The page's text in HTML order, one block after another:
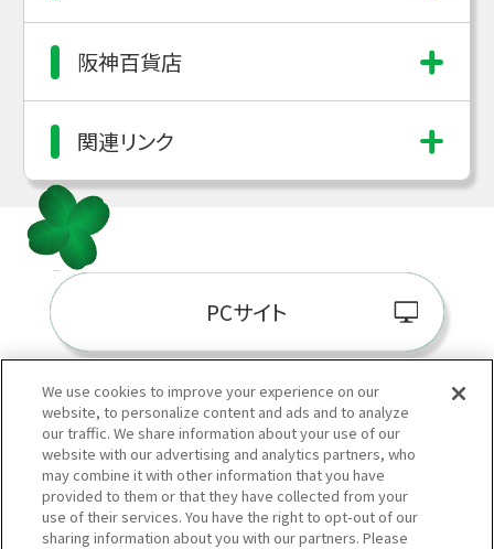
阪神百貨店
関連リンク
PCサイト
阪神百貨店E-
We use cookies to improve your experience on our
website, to personalize content and ads and to analyze
our traffic. We share information about your use of our
website with our advertising and analytics partners, who
may combine it with other information that you have
provided to them or that they have collected from your
use of their services. You have the right to opt-out of our
sharing information about you with our partners. Please